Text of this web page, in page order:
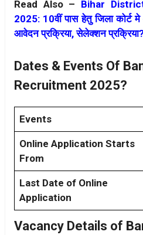
Read Also – Bihar
2025: 10वीं पास हेतु जिला कोर्ट मे
आवेदन प्रक्रिया, सेलेक्शन
Dates & Events Of
Recruitment 2025?
Events
Online Application Starts
From
Last Date of Online
Application
Vacancy Details of